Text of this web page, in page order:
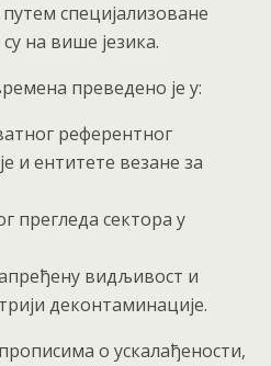
специјализоване
на више језика.
преведено је у:
референтног
и ентитете везане за
прегледа сектора у
видљивост и
деконтаминације.
о ускалађености,